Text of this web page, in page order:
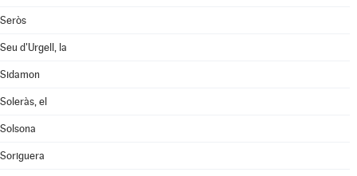
Seròs
Seu d'Urgell, la
Sidamon
Soleràs, el
Solsona
Soriguera